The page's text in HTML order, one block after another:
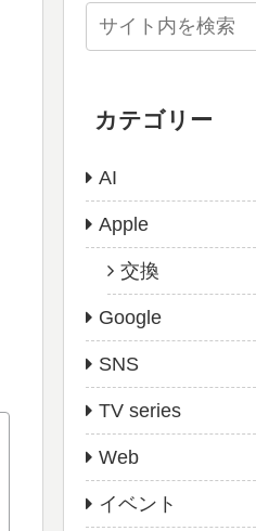
カテゴリー
AI
Apple
交換
Google
SNS
TV series
Web
イベント